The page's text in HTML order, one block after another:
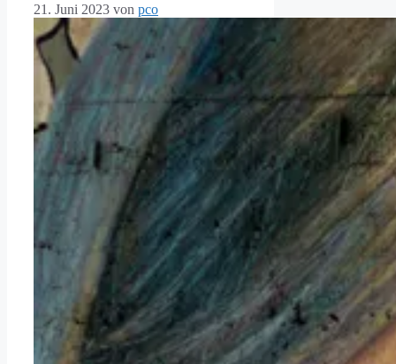
21. Juni 2023 von pco